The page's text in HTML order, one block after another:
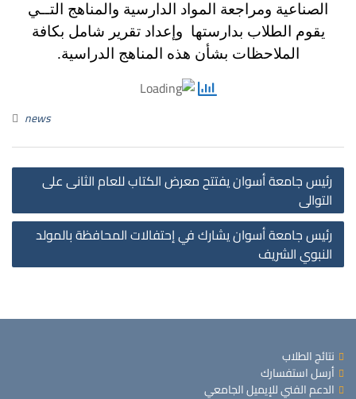
الصناعية ومراجعة المواد الدارسية والمناهج التــي
يقوم الطلاب بدارستها وإعداد تقرير شامل بكافة
الملاحظات بشأن هذه المناهج الدراسية.
news
رئيس جامعة أسوان يفتتح معرض الكتاب للعام الثانى على
التوالى
رئيس جامعة أسوان يشارك في إحتفالات المحافظة بالمولد
النبوي الشريف
نتائج الطلاب
أرسل استفسارك
الدعم الفني للإيميل الجامعي